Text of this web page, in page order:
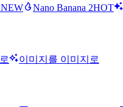
NEW Nano Banana 2HOT
이미지를 이미지로